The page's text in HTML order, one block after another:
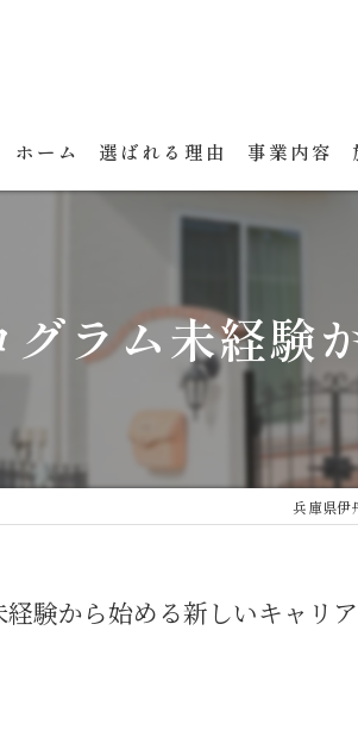
ホーム 選ばれる理由 事業内容
グラム未経験
兵庫県伊
験から始める新しいキャリ